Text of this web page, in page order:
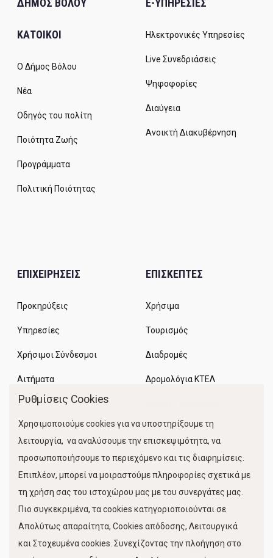
ΔΗΜΟΣ ΒΟΛΟΥ
ΚΑΤΟΙΚΟΙ
Ο Δήμος Βόλου
Νέα
Οδηγός του πολίτη
Ποιότητα Ζωής
Προγράμματα
Πολιτική Ποιότητας
E-ΥΠΗΡΕΣΙΕΣ
Ηλεκτρονικές Υπηρεσίες
Live Συνεδριάσεις
Ψηφοφορίες
Διαύγεια
Ανοικτή Διακυβέρνηση
ΕΠΙΧΕΙΡΗΣΕΙΣ
Προκηρύξεις
Υπηρεσίες
Χρήσιμοι Σύνδεσμοι
Αιτήματα
ΕΠΙΣΚΕΠΤΕΣ
Χρήσιμα
Τουρισμός
Διαδρομές
Δρομολόγια ΚΤΕΛ
Κίνηση Λιμένος
FOLLOW US
Ρυθμίσεις Cookies
Χρησιμοποιούμε cookies για να υποστηρίξουμε τη
λειτουργία, να αναλύσουμε την επισκεψιμότητα, να
προσωποποιήσουμε το περιεχόμενο και τις διαφημίσεις.
Επιπλέον, μπορεί να μοιραστούμε πληροφορίες σχετικά με
τη χρήση σας του ιστοχώρου μας με του συνεργάτες μας.
Πιο συγκεκριμένα, τα cookies κατηγοριοποιούνται σε
Απολύτως απαραίτητα, Cookies απόδοσης, Λειτουργικά
και Στοχευμένα cookies. Συνεχίζοντας την πλοήγηση στο